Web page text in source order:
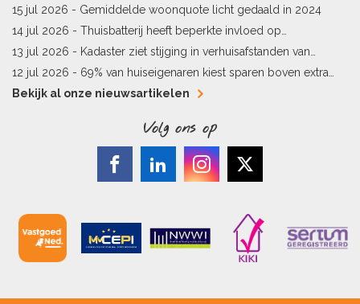
vergunningen
15 jul 2026 - Gemiddelde woonquote licht gedaald in 2024
14 jul 2026 - Thuisbatterij heeft beperkte invloed op
energielabel
13 jul 2026 - Kadaster ziet stijging in verhuisafstanden van
kopers
12 jul 2026 - 69% van huiseigenaren kiest sparen boven extra
hypotheekaflossing
Bekijk al onze nieuwsartikelen
Volg ons op